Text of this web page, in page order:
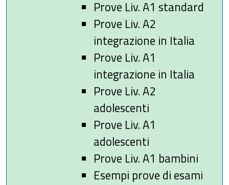
Prove Liv. A1 standard
Prove Liv. A2
integrazione in Italia
Prove Liv. A1
integrazione in Italia
Prove Liv. A2
adolescenti
Prove Liv. A1
adolescenti
Prove Liv. A1 bambini
Esempi prove di esami